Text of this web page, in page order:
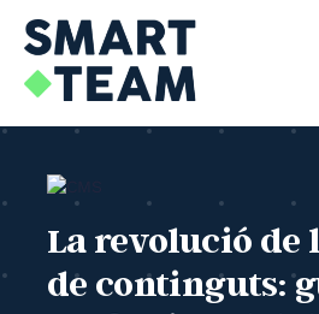
content
CA
Marqueting B2B
Màrqueting Outsourcing
Podcast
La revolució de
de continguts: